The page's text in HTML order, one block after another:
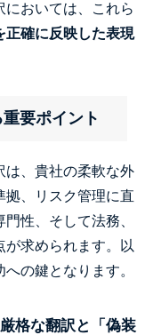
おいては、これら
正確に反映した表現
要ポイント
は、貴社の柔軟な外
拠、リスク管理に直
性、そして法務、
求められます。以
の鍵となります。
格な翻訳と「偽装